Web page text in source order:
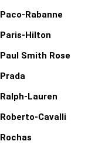
Rabanne
Hilton
Smith Rose
Lauren
Cavalli